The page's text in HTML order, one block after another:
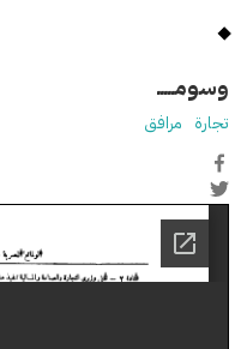
وسومـــــ
تجارة مرافق